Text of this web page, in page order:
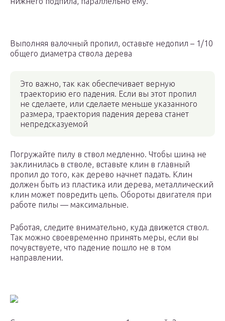
Выполняя валочный пропил, оставьте недопил – 1/10
общего диаметра ствола дерева
Это важно, так как обеспечивает верную
траекторию его падения. Если вы этот пропил
не сделаете, или сделаете меньше указанного
размера, траектория падения дерева станет
непредсказуемой
Погружайте пилу в ствол медленно. Чтобы шина не
заклинилась в стволе, вставьте клин в главный
пропил до того, как дерево начнет падать. Клин
должен быть из пластика или дерева, металлический
клин может повредить цепь. Обороты двигателя при
работе пилы — максимальные.
Работая, следите внимательно, куда движется ствол.
Так можно своевременно принять меры, если вы
почувствуете, что падение пошло не в том
направлении.